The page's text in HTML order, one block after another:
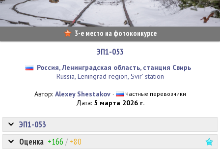
3-е место на фотоконкурсе
ЭП1-053
Россия, Ленинградская область, станция Свирь
Russia, Leningrad region, Svir' station
Автор: Alexey Shestakov· Частные перевозчики
Дата: 5 марта 2026 г.
Оценка +166 / +80
ЭП1-053